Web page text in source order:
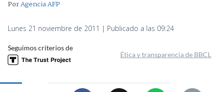
PorAgencia AFP
Lunes 21 noviembre de 2011 | Publicado a las 09:24
Seguimos criterios de
Ética y transparencia de BBCL